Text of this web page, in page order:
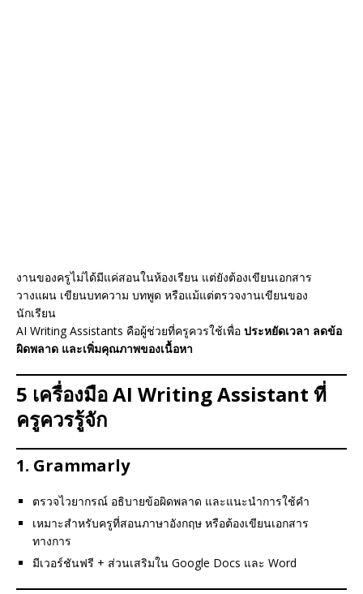
งานของครูไม่ได้มีแค่สอนในห้องเรียน แต่ยังต้องเขียนเอกสาร
วางแผน เขียนบทความ บทพูด หรือแม้แต่ตรวจงานเขียนของ
นักเรียน
AI Writing Assistants คือผู้ช่วยที่ครูควรใช้เพื่อ ประหยัดเวลา ลดข้อ
ผิดพลาด และเพิ่มคุณภาพของเนื้อหา
5 เครื่องมือ AI Writing Assistant ที่
ครูควรรู้จัก
1. Grammarly
ตรวจไวยากรณ์ อธิบายข้อผิดพลาด และแนะนำการใช้คำ
เหมาะสำหรับครูที่สอนภาษาอังกฤษ หรือต้องเขียนเอกสาร
ทางการ
มีเวอร์ชันฟรี + ส่วนเสริมใน Google Docs และ Word